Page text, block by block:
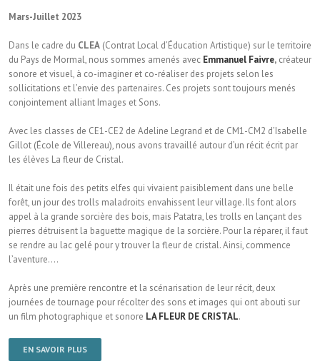
Mars-Juillet 2023
Dans le cadre du CLEA (Contrat Local d’Éducation Artistique) sur le territoire
du Pays de Mormal, nous sommes amenés avec Emmanuel Faivre, créateur
sonore et visuel, à co-imaginer et co-réaliser des projets selon les
sollicitations et l’envie des partenaires. Ces projets sont toujours menés
conjointement alliant Images et Sons.
Avec les classes de CE1-CE2 de Adeline Legrand et de CM1-CM2 d’Isabelle
Gillot (École de Villereau), nous avons travaillé autour d’un récit écrit par
les élèves La fleur de Cristal.
Il était une fois des petits elfes qui vivaient paisiblement dans une belle
forêt, un jour des trolls maladroits envahissent leur village. Ils font alors
appel à la grande sorcière des bois, mais Patatra, les trolls en lançant des
pierres détruisent la baguette magique de la sorcière. Pour la réparer, il faut
se rendre au lac gelé pour y trouver la fleur de cristal. Ainsi, commence
l’aventure….
Après une première rencontre et la scénarisation de leur récit, deux
journées de tournage pour récolter des sons et images qui ont abouti sur
un film photographique et sonore LA FLEUR DE CRISTAL.
EN SAVOIR PLUS